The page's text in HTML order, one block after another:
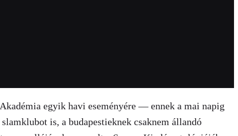
egyik havi eseményére — ennek a mai napig
is, a budapestieknek csaknem állandó